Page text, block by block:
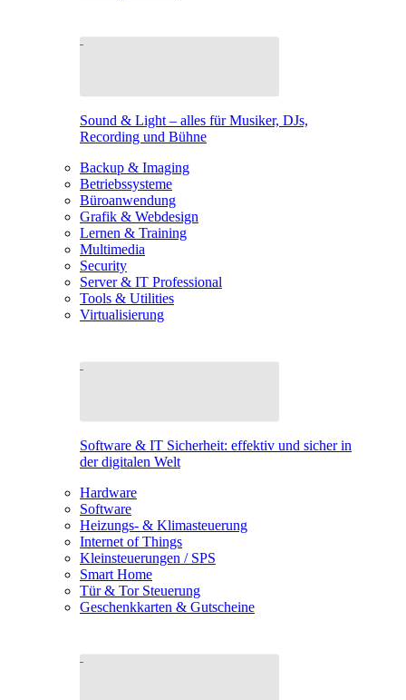
Sound & Light – alles für Musiker, DJs,
Recording und Bühne
Backup & Imaging
Betriebssysteme
Büroanwendung
Grafik & Webdesign
Lernen & Training
Multimedia
Security
Server & IT Professional
Tools & Utilities
Virtualisierung
Software & IT Sicherheit: effektiv und sicher in
der digitalen Welt
Hardware
Software
Heizungs- & Klimasteuerung
Internet of Things
Kleinsteuerungen / SPS
Smart Home
Tür & Tor Steuerung
Geschenkkarten & Gutscheine